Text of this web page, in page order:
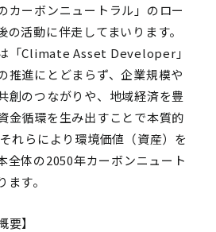
カーボンニュートラル」のロー
の活動に伴走してまいります。
「Climate Asset Developer」
推進にとどまらず、企業規模や
創のつながりや、地域経済を豊
金循環を生み出すことで本質的
れらにより環境価値（資産）を
全体の2050年カーボンニュート
す。
】